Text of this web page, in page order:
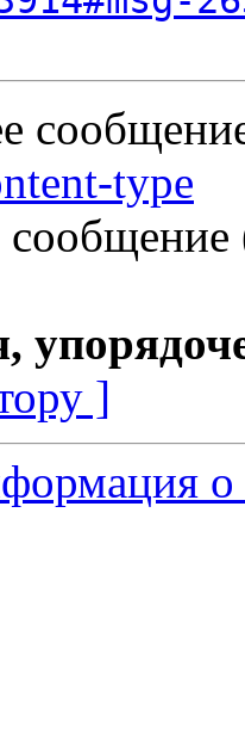
type
]